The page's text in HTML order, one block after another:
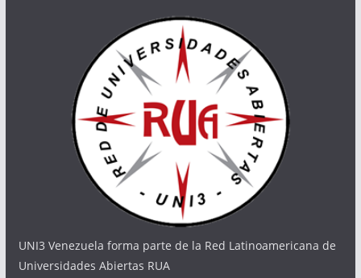
UNI3 Venezuela forma parte de la Red Latinoamericana de
Universidades Abiertas RUA